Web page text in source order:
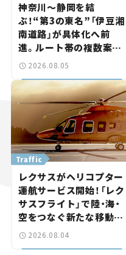
神奈川～静岡を結
ぶ！“第3の東名”「伊豆湘
南道路」が具体化へ前
進。ルート帯の複数案検
討へ。熱海まで信号ゼロ
道路計画】
2026.08.05
レクサスがヘリコプター
運航サービス開始！「レク
サスフライト」で陸・海・
空をつなぐ新たな移動体
験とは
Traffic
2026.08.04